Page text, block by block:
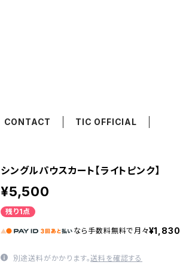
CONTACT TIC OFFICIAL
シングルパウスカート【ライトピンク】
¥5,500
残り1点
なら 手数料無料で 月々¥1,830
別途送料がかかります。送料を確認する